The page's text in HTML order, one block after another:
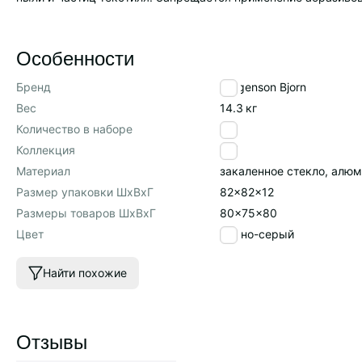
Особенности
Бренд
Bergenson Bjorn
Вес
14.3 кг
Количество в наборе
1
Коллекция
Leif
Материал
закаленное стекло,
Размер упаковки ШхВхГ
82x82x12
Размеры товаров ШхВхГ
80x75x80
Цвет
темно-серый
Найти похожие
Отзывы